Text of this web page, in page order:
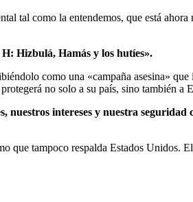
tal como la entendemos, que está ahora
H: Hizbulá, Hamás y los hutíes».
como una «campaña asesina»
no solo a su país, sino también a
nuestros intereses y nuestra seguridad
que tampoco respalda Estados Unidos.